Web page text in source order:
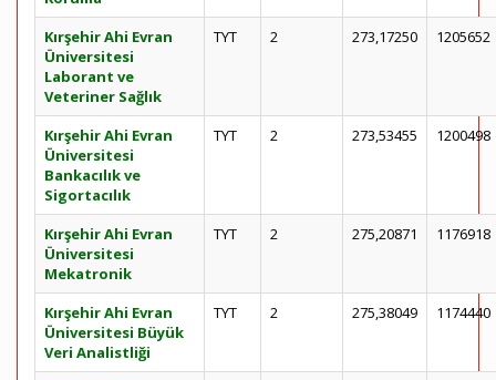
Kırşehir Ahi Evran
Üniversitesi
Laborant ve
Veteriner Sağlık
TYT 2 273,17250 1205652
Kırşehir Ahi Evran
Üniversitesi
Bankacılık ve
Sigortacılık
TYT 2 273,53455 1200498
Kırşehir Ahi Evran
Üniversitesi
Mekatronik
TYT 2 275,20871 1176918
Kırşehir Ahi Evran
Üniversitesi Büyük
Veri Analistliği
TYT 2 275,38049 1174440